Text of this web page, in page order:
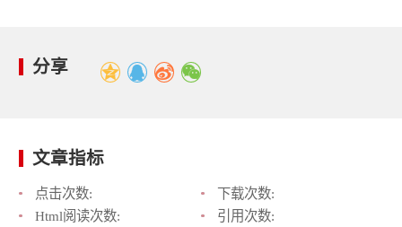
分享
文章指标
点击次数:
下载次数:
Html阅读次数:
引用次数: